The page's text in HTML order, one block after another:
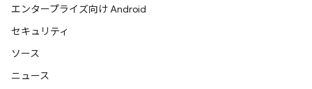
エンタープライズ向け Android
セキュリティ
ソース
ニュース